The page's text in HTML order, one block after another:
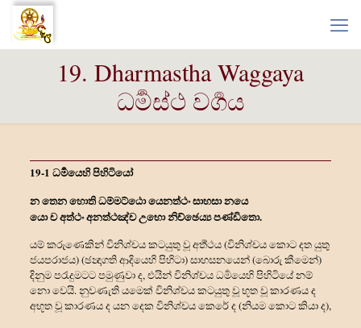
19. Dharmastha Waggaya
ධර්‍මස්ථ වර්‍ගය
19-1 ධර්‍මයෙහි පිහිටියෝ
න තෙන හොති ධම්මට්ඨො යෙනත්‍ථං සාහසා නයෙ
යො ච අත්‍ථං අනත්‍ථඤ්ච උභො නිච්ඡෙය්‍ය පණ්ඩිතො.
යම් කරුණෙකින් විනිශ්චය කටයුතු වූ අර්‍ත්‍ථය (විනිශ්චය කොට දත යුතු
ජයපරාජය) (ඡන්‍දාගති ආදියෙහි පිහිටා) සාහසනයෙන් (බොරු කීමෙන්)
දිනුම පරැදුමටට පමුණුවා ද, එයින් විනිශ්චය ධර්‍මයෙහි පිහිටියේ නම්
නො වෙයි. නුවණැති යමෙක් විනිශ්චය කටයුතු වූ භූත වූ කාරණය ද
අභූත වූ කාරණය ද යන දෙක විනිශ්චය කෙරේ ද (නියම කොට කියා ද),